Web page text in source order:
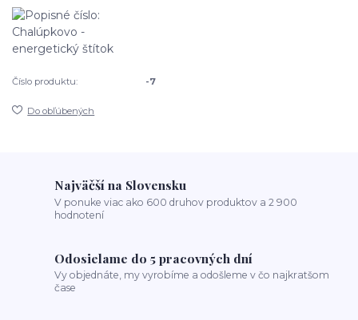
Číslo produktu: -7
Do obľúbených
Najväčší na Slovensku
V ponuke viac ako 600 druhov produktov a 2 900
hodnotení
Odosielame do 5 pracovných dní
Vy objednáte, my vyrobíme a odošleme v čo najkratšom
čase